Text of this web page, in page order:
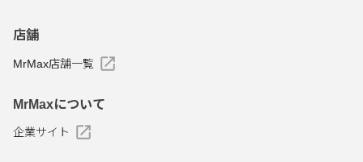
店舗
MrMax店舗一覧
MrMaxについて
企業サイト